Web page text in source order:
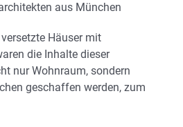
aus München
Häuser mit
die Inhalte dieser
nur Wohnraum, sondern
geschaffen werden, zum